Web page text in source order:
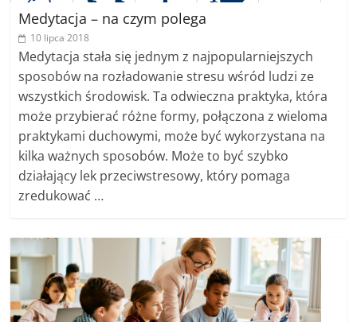
Medytacja – na czym polega
10 lipca 2018
Medytacja stała się jednym z najpopularniejszych
sposobów na rozładowanie stresu wśród ludzi ze
wszystkich środowisk. Ta odwieczna praktyka, która
może przybierać różne formy, połączona z wieloma
praktykami duchowymi, może być wykorzystana na
kilka ważnych sposobów. Może to być szybko
działający lek przeciwstresowy, który pomaga
zredukować …